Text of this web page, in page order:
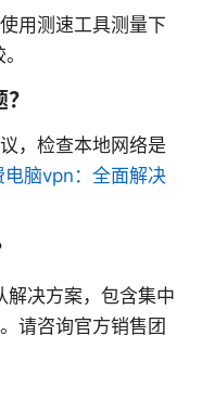
用测速工具测量下
，检查本地网络是
电脑vpn：全面解决
决方案，包含集中
请咨询官方销售团